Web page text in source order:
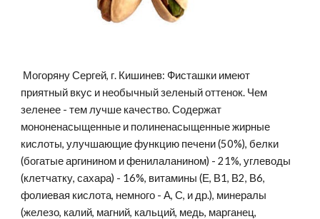
приятный вкус и необычный зеленый оттенок. Чем
зеленее - тем лучше качество. Содержат
мононенасыщенные и полиненасыщенные жирные
кислоты, улучшающие функцию печени (50%), белки
(богатые аргинином и фенилаланином) - 21%, углеводы
(клетчатку, сахара) - 16%, витамины (Е, В1, В2, В6,
фолиевая кислота, немного - А, С, и др.), минералы
(железо, калий, магний, кальций, медь, марганец,